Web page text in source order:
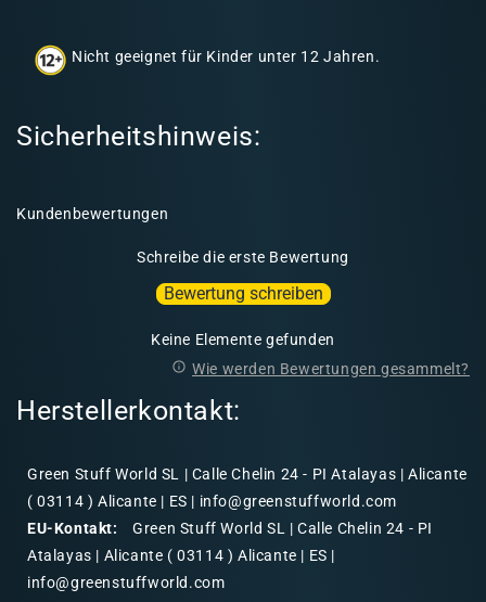
Nicht geeignet für Kinder unter 12 Jahren.
Sicherheitshinweis:
Kundenbewertungen
Schreibe die erste Bewertung
Bewertung schreiben
Keine Elemente gefunden
Wie werden Bewertungen gesammelt?
Herstellerkontakt:
Green Stuff World SL | Calle Chelin 24 - PI Atalayas | Alicante
( 03114 ) Alicante | ES | info@greenstuffworld.com
EU-Kontakt:
Green Stuff World SL | Calle Chelin 24 - PI
Atalayas | Alicante ( 03114 ) Alicante | ES |
info@greenstuffworld.com